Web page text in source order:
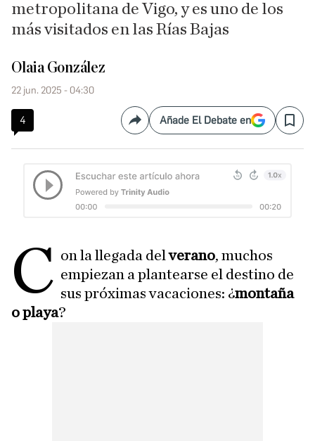
metropolitana de Vigo, y es uno de los
más visitados en las Rías Bajas
Olaia González
22 jun. 2025 - 04:30
4 CompartirAñade El Debate en Save
C on la llegada del verano, muchos
empiezan a plantearse el destino de
sus próximas vacaciones: ¿montaña
o playa?